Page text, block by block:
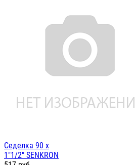
Седелка 90 х
1"1/2" SENKRON